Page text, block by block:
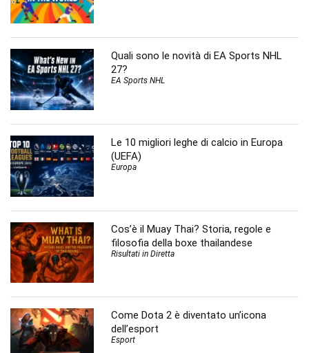
Quali sono le novità di EA Sports NHL
27?
EA Sports NHL
Le 10 migliori leghe di calcio in Europa
(UEFA)
Europa
Cos’è il Muay Thai? Storia, regole e
filosofia della boxe thailandese
Risultati in Diretta
Come Dota 2 è diventato un’icona
dell’esport
Esport